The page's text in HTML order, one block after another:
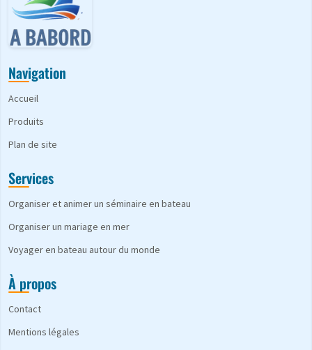
Navigation
Accueil
Produits
Plan de site
Services
Organiser et animer un séminaire en bateau
Organiser un mariage en mer
Voyager en bateau autour du monde
À propos
Contact
Mentions légales